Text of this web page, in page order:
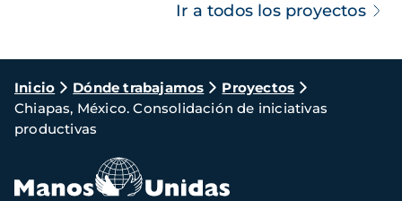
Ir a todos los proyectos
Ruta
de
navegación
Inicio Dónde trabajamos
Proyectos
Chiapas, México. Consolidación de iniciativas
productivas